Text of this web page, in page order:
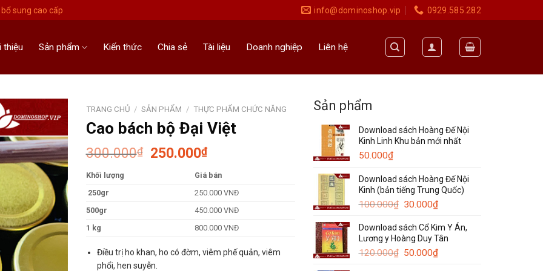
sung cao cấp info@dominoshop.vip 0929.585.282
thiệu Sản phẩm Kiến thức Chia sẻ Tài liệu Doanh nghiệp Liên hệ
TRANG CHỦ / SẢN PHẨM / THỰC PHẨM CHỨC NĂNG
Cao bách bộ Đại Việt
300.000₫
Giá
300.000₫.
250.000₫Giá
tại
là:
250.000₫.
Khối lượng
Giá bán
250gr
250.000 VNĐ
500gr
450.000 VNĐ
1 kg
800.000 VNĐ
Điều trị ho khan, ho có đờm, viêm phế quản, viêm
phổi, hen suyễn.
Sản phẩm
Download sách Hoàng Đế Nội
Kinh Linh Khu bản mới nhất
50.000₫
Download sách Hoàng Đế Nội
Kinh (bản tiếng Trung Quốc)
100.000₫ Giá
là:
100.000₫.
30.000₫Giá
tại
là:
30.000₫.
Download sách Cổ Kim Y Án,
Lương y Hoàng Duy Tân
120.000₫ Giá
50.000₫Giá